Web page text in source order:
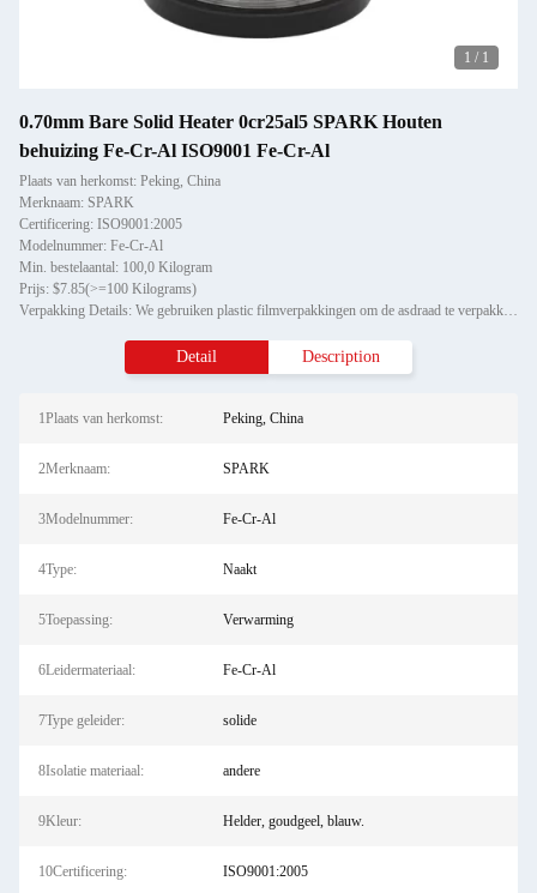
1 / 1
0.70mm Bare Solid Heater 0cr25al5 SPARK Houten
behuizing Fe-Cr-Al ISO9001 Fe-Cr-Al
Plaats van herkomst: Peking, China
Merknaam: SPARK
Certificering: ISO9001:2005
Modelnummer: Fe-Cr-Al
Min. bestelaantal: 100,0 Kilogram
Prijs: $7.85(>=100 Kilograms)
Verpakking Details: We gebruiken plastic filmverpakkingen om de asdraad te verpakken en de buitenste verpakking van de a
Detail Description
1Plaats van herkomst: Peking, China
2Merknaam: SPARK
3Modelnummer: Fe-Cr-Al
4Type: Naakt
5Toepassing: Verwarming
6Leidermateriaal: Fe-Cr-Al
7Type geleider: solide
8Isolatie materiaal: andere
9Kleur: Helder, goudgeel, blauw.
10Certificering: ISO9001:2005